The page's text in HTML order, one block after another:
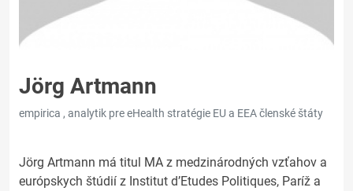
Jörg Artmann
empirica , analytik pre eHealth stratégie EU a EEA členské štáty
Jörg Artmann má titul MA z medzinárodných vzťahov a
európskych štúdií z Institut d’Etudes Politiques, Paríž a